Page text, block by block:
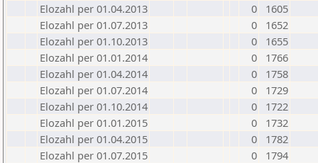
Elozahl per 01.04.2013
0
1605
Elozahl per 01.07.2013
0
1652
Elozahl per 01.10.2013
0
1655
Elozahl per 01.01.2014
0
1766
Elozahl per 01.04.2014
0
1758
Elozahl per 01.07.2014
0
1729
Elozahl per 01.10.2014
0
1722
Elozahl per 01.01.2015
0
1732
Elozahl per 01.04.2015
0
1782
Elozahl per 01.07.2015
0
1794